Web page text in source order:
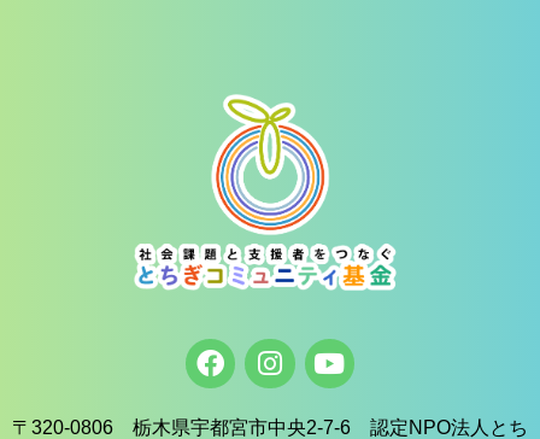
〒320-0806 栃木県宇都宮市中央2-7-6 認定NPO法人とち